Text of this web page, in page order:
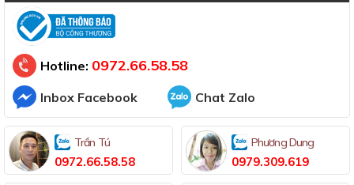
Đã thông báo Bộ Công Thương
Hotline: 0972.66.58.58
Inbox Facebook Chat Zalo
Trần Tú
0972.66.58.58
Phương Dung
0979.309.619